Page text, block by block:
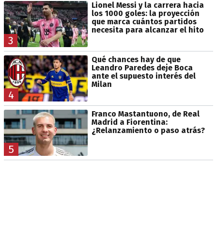
3
Lionel Messi y la carrera hacia
los 1000 goles: la proyección
que marca cuántos partidos
necesita para alcanzar el hito
4
Qué chances hay de que
Leandro Paredes deje Boca
ante el supuesto interés del
Milan
5
Franco Mastantuono, de Real
Madrid a Fiorentina:
¿Relanzamiento o paso atrás?